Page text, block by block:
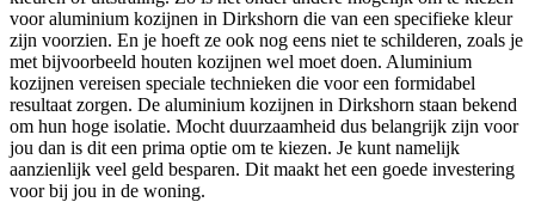
voor aluminium kozijnen in Dirkshorn die van een specifieke kleur
zijn voorzien. En je hoeft ze ook nog eens niet te schilderen, zoals je
met bijvoorbeeld houten kozijnen wel moet doen. Aluminium
kozijnen vereisen speciale technieken die voor een formidabel
resultaat zorgen. De aluminium kozijnen in Dirkshorn staan bekend
om hun hoge isolatie. Mocht duurzaamheid dus belangrijk zijn voor
jou dan is dit een prima optie om te kiezen. Je kunt namelijk
aanzienlijk veel geld besparen. Dit maakt het een goede investering
voor bij jou in de woning.